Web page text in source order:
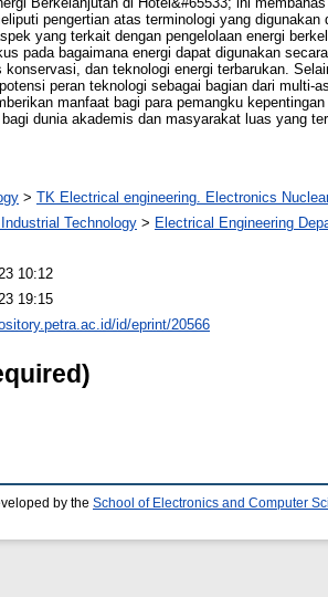
pengertian atas terminologi yang
yang terkait dengan pengelolaan energi
pada bagaimana energi dapat digunakan
dan teknologi energi terbarukan.
peran teknologi sebagai bagian dari multi-
manfaat bagi para pemangku
dunia akademis dan masyarakat luas yang
> TK Electrical engineering. Electronics
Technology > Electrical Engineering
10:12
19:15
id/eprint/20566
by the School of Electronics and Computer